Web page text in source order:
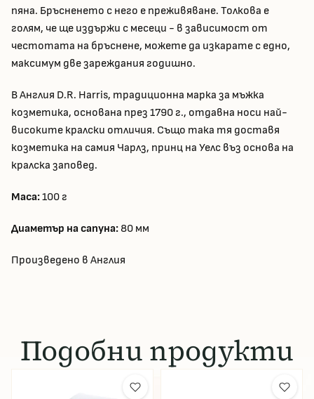
пяна. Бръсненето с него е преживяване. Толкова е
голям, че ще издържи с месеци - в зависимост от
честотата на бръснене, можете да изкарате с едно,
максимум две зареждания годишно.
В Англия D.R. Harris, традиционна марка за мъжка
козметика, основана през 1790 г., отдавна носи най-
високите кралски отличия. Също така тя доставя
козметика на самия Чарлз, принц на Уелс въз основа на
кралска заповед.
Маса:100 г
Диаметър на сапуна: 80 мм
Произведено в Англия
Подобни продукти